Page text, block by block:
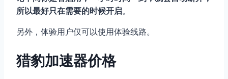
所以最好只在需要的时候开启。
另外，体验用户仅可以使用体验线路。
猎豹加速器价格